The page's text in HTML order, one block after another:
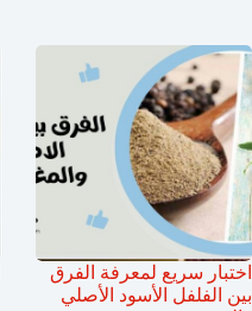
اختبار سريع لمعرفة الفرق
بين الفلفل الأسود الأصلي